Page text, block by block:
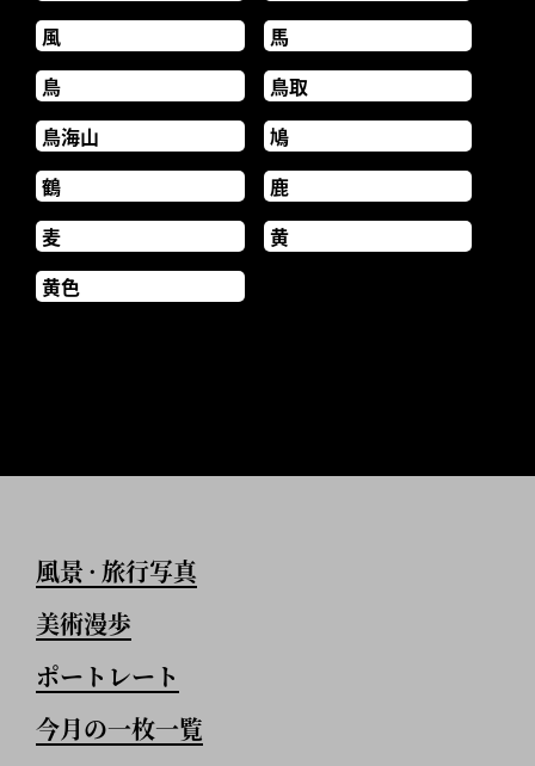
風
馬
鳥
鳥取
鳥海山
鳩
鶴
鹿
麦
黄
黄色
風景 • 旅行写真
美術漫歩
ポートレート
今月の一枚一覧